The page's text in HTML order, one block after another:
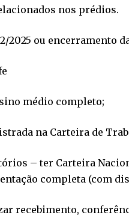
nos prédios.
2025 ou encerramento
médio completo;
na Carteira de
– ter Carteira
completa (com
recebimento,